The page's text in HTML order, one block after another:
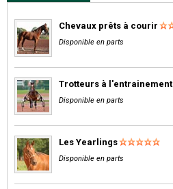
Chevaux prêts à courir
Disponible en parts
Trotteurs à l'entrainement
Disponible en parts
Les Yearlings
Disponible en parts